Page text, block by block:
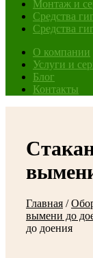
Монтаж и
Средства
Средства
О компании
Услуги и
Блог
Контакты
Главная /
вымени до
до доения